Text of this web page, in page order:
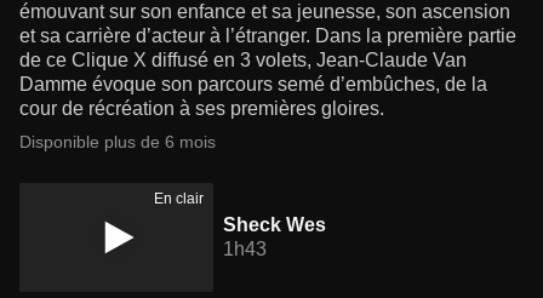
émouvant sur son enfance et sa jeunesse, son ascension
et sa carrière d’acteur à l’étranger. Dans la première partie
de ce Clique X diffusé en 3 volets, Jean-Claude Van
Damme évoque son parcours semé d’embûches, de la
cour de récréation à ses premières gloires.
Disponible plus de 6 mois
En clair
Sheck Wes
1h43